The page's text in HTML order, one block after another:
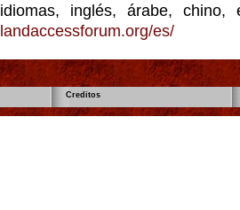
idiomas, inglés, árabe, chino,
landaccessforum.org/es/
Creditos